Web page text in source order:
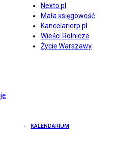
Nexto.pl
Mała księgowość
Kancelarierp.pl
Wieści Rolnicze
Życie Warszawy
KALENDARIUM